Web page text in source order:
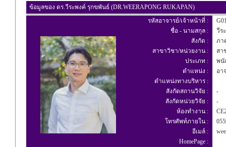
ข้อมูลของ ดร.วีระพงค์ รุกขพันธ์ (DR.WEERAPONG RUKAPAN)
รหัสอาจารย์/เจ้าหน้าที่ :
ชื่อ - นามสกุล :
วีร
สังกัด :
ภา
สาขาวิชา/หน่วยงาน :
สา
ประเภท :
พนั
ตำแหน่ง :
อา
ตำแหน่งทางบริหาร :
สังกัดสถานวิจัย :
-
สังกัดหน่วยวิจัย :
-
ห้องทำงาน :
โทรศัพท์ภายใน :
อีเมล์ :
HomePage :